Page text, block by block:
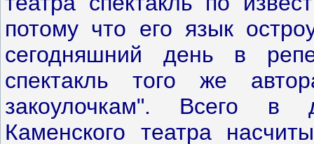
потому что его язык
сегодняшний день в
спектакль того же
закоулочкам". Всего в
Каменского театра